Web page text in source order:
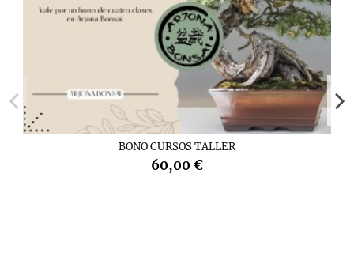
BONO CURSOS TALLER
60,00 €